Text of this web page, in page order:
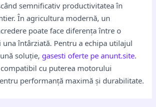
semnificativ productivitatea în
În agricultura modernă, un
poate face diferența între o
întârziată. Pentru a echipa utilajul
soluție,gasesti oferte pe anunt.site.
cu puterea motorului
performanță maximă și durabilitate.